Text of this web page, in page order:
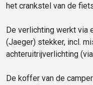
het crankstel van de
De verlichting werkt via
(Jaeger) stekker, incl.
achteruitrijverlichting
De koffer van de